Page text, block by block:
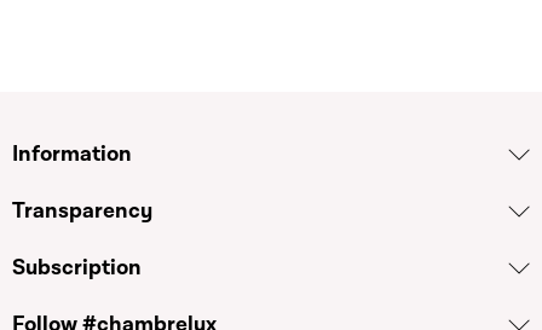
Information
Transparency
Subscription